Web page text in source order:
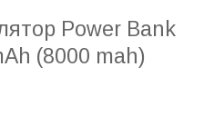
Power Bank
(8000 mah)